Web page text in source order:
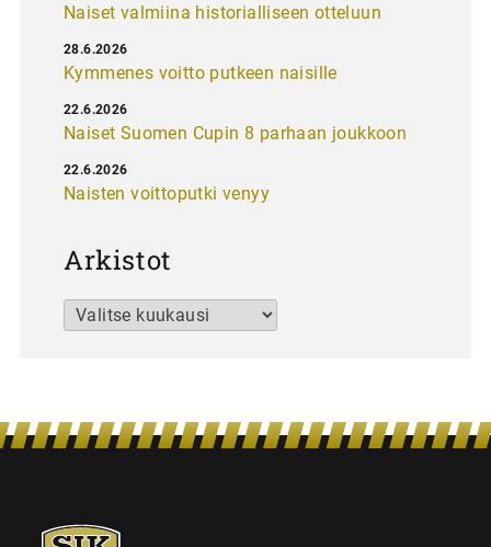
Naiset valmiina historialliseen otteluun
Kymmenes voitto putkeen naisille
28.6.2026
Naiset Suomen Cupin 8 parhaan joukkoon
22.6.2026
Naisten voittoputki venyy
22.6.2026
Arkistot
Arkistot
SJK-